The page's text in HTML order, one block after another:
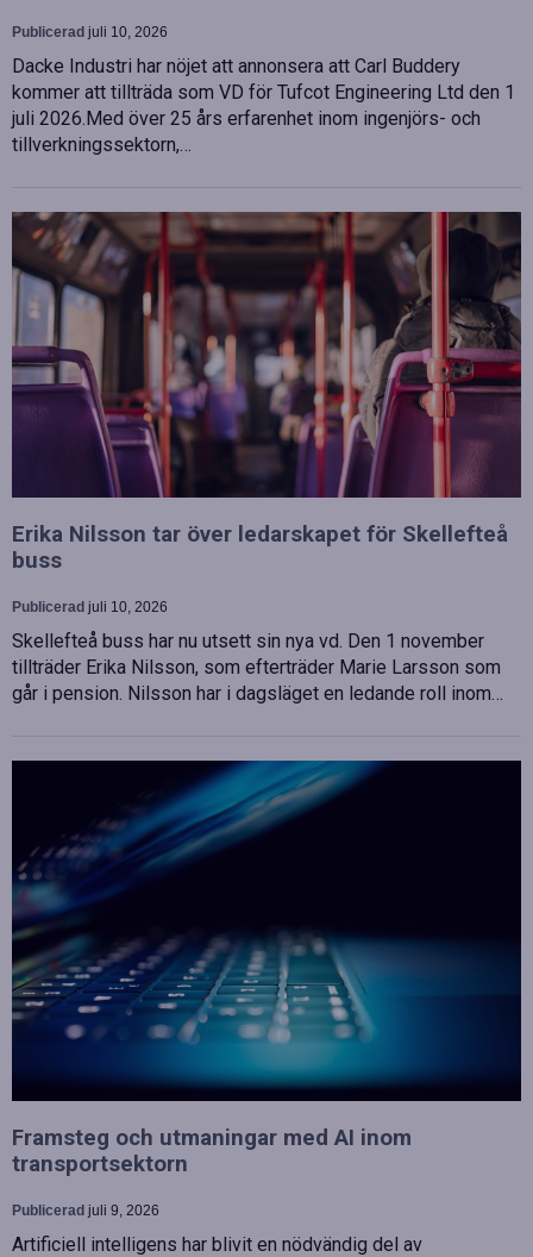
Publicerad juli 10, 2026
Dacke Industri har nöjet att annonsera att Carl Buddery
kommer att tillträda som VD för Tufcot Engineering Ltd den 1
juli 2026.Med över 25 års erfarenhet inom ingenjörs- och
tillverkningssektorn,…
Erika Nilsson tar över ledarskapet för Skellefteå
buss
Publicerad juli 10, 2026
Skellefteå buss har nu utsett sin nya vd. Den 1 november
tillträder Erika Nilsson, som efterträder Marie Larsson som
går i pension. Nilsson har i dagsläget en ledande roll inom…
Framsteg och utmaningar med AI inom
transportsektorn
Publicerad juli 9, 2026
Artificiell intelligens har blivit en nödvändig del av